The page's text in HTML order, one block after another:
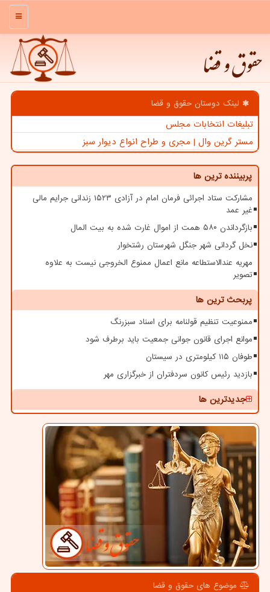
منو
حقوق و قضا
لینک دوستان حقوق و قضا
تبلیغات انتخابات مجلس
مستر گرین وال | مجری و طراح انواع دیوار سبز
پربیننده ترین ها
مشارکت ستاد اجرائی فرمان امام در آزادی ۱۵۲۳ زندانی جرایم مالی
غیر عمد
بازگرداندن ۵۸۰ همت از اموال غارت شده به بیت المال
نخل گردانی شهر جنگل شهرستان رشتخوار
مهریه عندالاستطاعه مانع اعمال ممنوع الخروجی نیست به علاوه
تصویر
پربحث ترین ها
ممنوعیت تنظیم قولنامه برای اسناد سبزرنگ
موانع اجرای قانون جوانی جمعیت باید برطرف شود
طوفان ۱۱۵ کیلومتری در سیستان
بازدید رئیس کانون سردفتران از خبرگزاری مهر
جدیدترین ها
موضوع های حقوق و قضا